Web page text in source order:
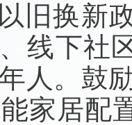
旧换新
、线下
人。鼓
家居配